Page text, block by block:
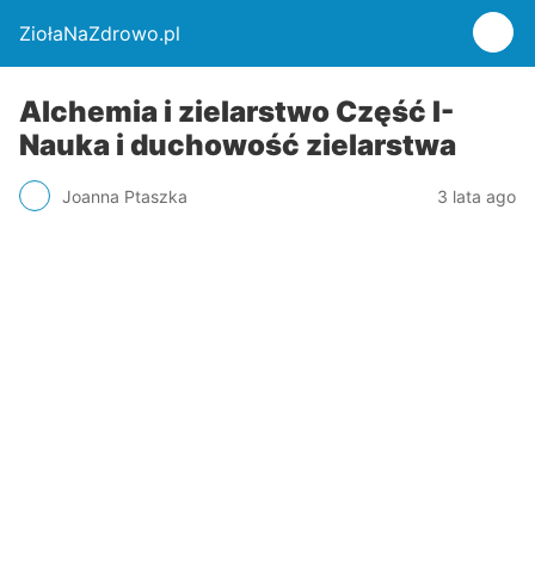
ZiołaNaZdrowo.pl
Alchemia i zielarstwo Część I-
Nauka i duchowość zielarstwa
Joanna Ptaszka 3 lata ago